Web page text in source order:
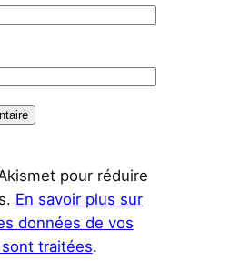
pour réduire
En savoir plus sur
données de vos
traitées.